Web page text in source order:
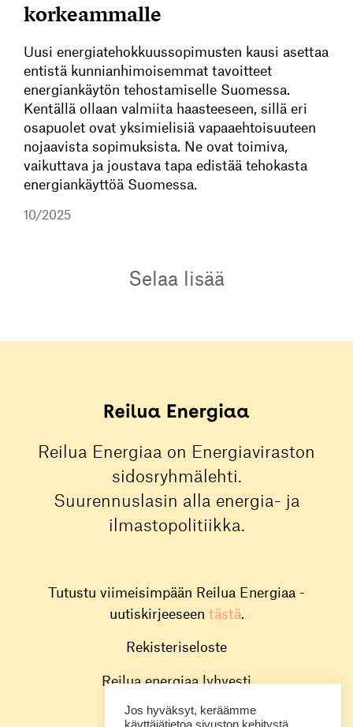
korkeammalle
Uusi energiatehokkuussopimusten kausi asettaa
entistä kunnianhimoisemmat tavoitteet
energiankäytön tehostamiselle Suomessa.
Kentällä ollaan valmiita haasteeseen, sillä eri
osapuolet ovat yksimielisiä vapaaehtoisuuteen
nojaavista sopimuksista. Ne ovat toimiva,
vaikuttava ja joustava tapa edistää tehokasta
energiankäyttöä Suomessa.
10/2025
Selaa lisää
Reilua energiaa lyhyesti
Toimitus
Reilua Energiaa on Energiaviraston
sidosryhmälehti.
Suurennuslasin alla energia- ja
ilmastopolitiikka.
Tutustu viimeisimpään Reilua Energiaa -
uutiskirjeeseen tästä.
Rekisteriseloste
Jos hyväksyt, keräämme